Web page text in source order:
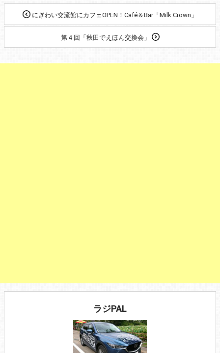
にぎわい交流館にカフェOPEN！Café＆Bar「Milk Crown」
第４回「秋田でえほん交換会」
ラジPAL